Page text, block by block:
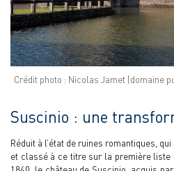
Crédit photo : Nicolas Jamet (domaine
Suscinio : une
Réduit à l’état de ruines romantiques,
et classé à ce titre sur la première liste